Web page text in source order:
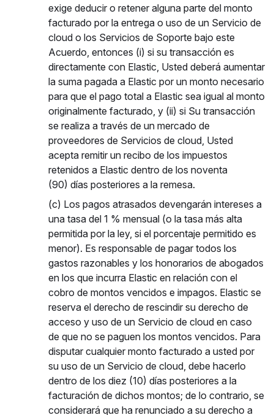
exige deducir o retener alguna parte del monto
facturado por la entrega o uso de un Servicio de
cloud o los Servicios de Soporte bajo este
Acuerdo, entonces (i) si su transacción es
directamente con Elastic, Usted deberá aumentar
la suma pagada a Elastic por un monto necesario
para que el pago total a Elastic sea igual al monto
originalmente facturado, y (ii) si Su transacción
se realiza a través de un mercado de
proveedores de Servicios de cloud, Usted
acepta remitir un recibo de los impuestos
retenidos a Elastic dentro de los noventa
(90) días posteriores a la remesa.
(c) Los pagos atrasados devengarán intereses a
una tasa del 1 % mensual (o la tasa más alta
permitida por la ley, si el porcentaje permitido es
menor). Es responsable de pagar todos los
gastos razonables y los honorarios de abogados
en los que incurra Elastic en relación con el
cobro de montos vencidos e impagos. Elastic se
reserva el derecho de rescindir su derecho de
acceso y uso de un Servicio de cloud en caso
de que no se paguen los montos vencidos. Para
disputar cualquier monto facturado a usted por
su uso de un Servicio de cloud, debe hacerlo
dentro de los diez (10) días posteriores a la
facturación de dichos montos; de lo contrario, se
considerará que ha renunciado a su derecho a